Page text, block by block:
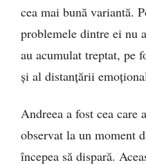
cea mai bună variantă.
problemele dintre ei nu
au acumulat treptat, pe
și al distanțării
Andreea a fost cea care
observat la un moment
începea să dispară.